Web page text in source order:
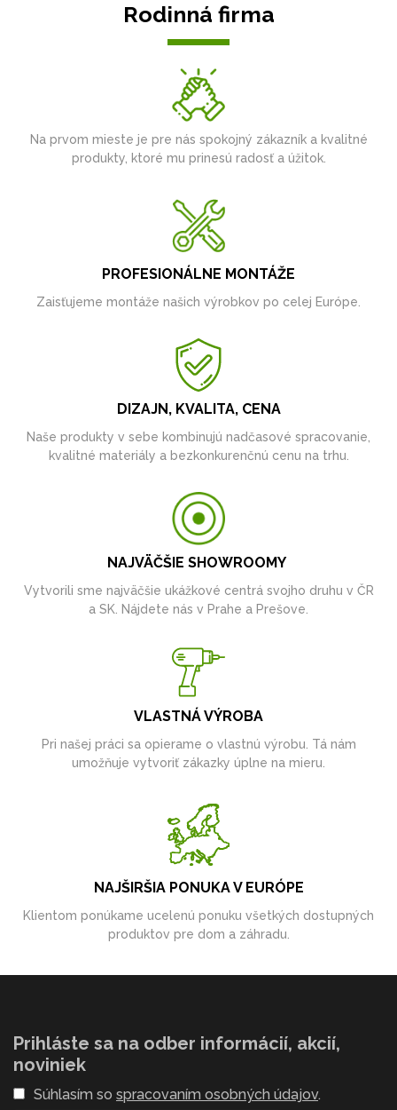
Rodinná firma
Na prvom mieste je pre nás spokojný zákazník a kvalitné
produkty, ktoré mu prinesú radosť a úžitok.
PROFESIONÁLNE MONTÁŽE
Zaisťujeme montáže našich výrobkov po celej Európe.
DIZAJN, KVALITA, CENA
Naše produkty v sebe kombinujú nadčasové spracovanie,
kvalitné materiály a bezkonkurenčnú cenu na trhu.
NAJVÄČŠIE SHOWROOMY
Vytvorili sme najväčšie ukážkové centrá svojho druhu v ČR
a SK. Nájdete nás v Prahe a Prešove.
VLASTNÁ VÝROBA
Pri našej práci sa opierame o vlastnú výrobu. Tá nám
umožňuje vytvoriť zákazky úplne na mieru.
NAJŠIRŠIA PONUKA V EURÓPE
Klientom ponúkame ucelenú ponuku všetkých dostupných
produktov pre dom a záhradu.
Prihláste sa na odber informácií, akcií,
noviniek
Súhlasím so spracovaním osobných údajov.